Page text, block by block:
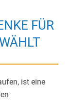
FÜR
ist eine